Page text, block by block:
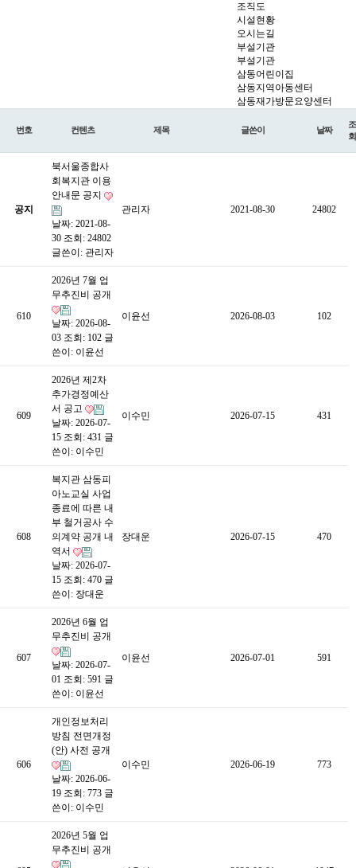
조직도
시설현황
오시는길
부설기관
부설기관
삼동어린이집
삼동지역아동센터
삼동재가방문요양센터
번호 컨텐츠 제목 글쓴이 날짜
조
회
공지
북서울종합사
회복지관 이용
안내문 공지
날짜: 2021-08-
30 조회: 24802
글쓴이: 관리자
관리자 2021-08-30 24802
610
2026년 7월 업
무추진비 공개
날짜: 2026-08-
03 조회: 102 글
쓴이: 이윤선
이윤선 2026-08-03 102
609
2026년 제2차
추가경정예산
서 공고
날짜: 2026-07-
15 조회: 431 글
쓴이: 이수민
이수민 2026-07-15 431
608
복지관 삼동피
아노교실 사업
종료에 따른 내
부 철거공사 수
의계약 공개 내
역서
날짜: 2026-07-
15 조회: 470 글
쓴이: 장대운
장대운 2026-07-15 470
607
2026년 6월 업
무추진비 공개
날짜: 2026-07-
01 조회: 591 글
쓴이: 이윤선
이윤선 2026-07-01 591
606
개인정보처리
방침 전면개정
(안) 사전 공개
날짜: 2026-06-
19 조회: 773 글
쓴이: 이수민
이수민 2026-06-19 773
2026년 5월 업
무추진비 공개